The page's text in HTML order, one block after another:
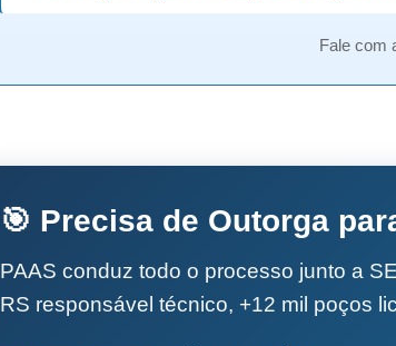
Fale com
🎯 Precisa de Outorga
PAAS conduz todo o processo junto a
RS responsável técnico, +12 mil poços